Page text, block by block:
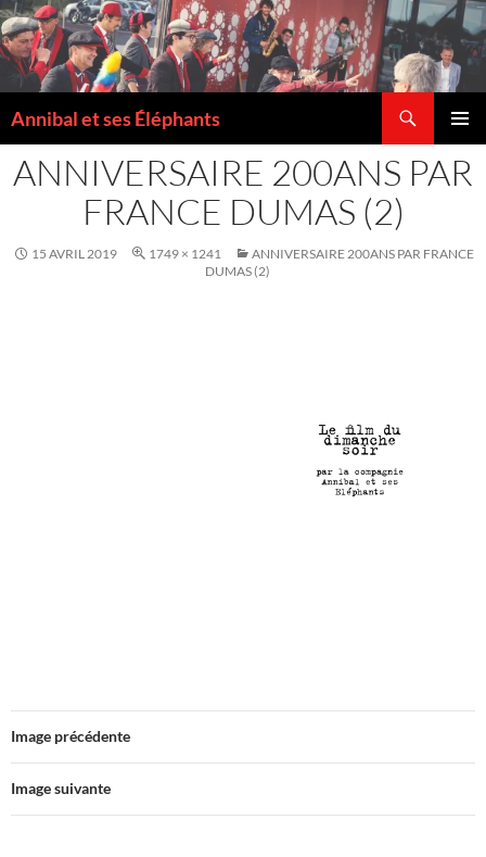
Annibal et ses Éléphants
AU
CONTENU
ANNIVERSAIRE 200ANS PAR
FRANCE DUMAS (2)
15 AVRIL 2019 1749 × 1241
ANNIVERSAIRE 200ANS PAR FRANCE
DUMAS (2)
Image précédente
Image suivante